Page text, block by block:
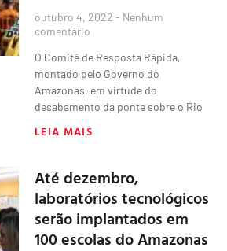
outubro 4, 2022 Nenhum
comentário
O Comitê de Resposta Rápida,
montado pelo Governo do
Amazonas, em virtude do
desabamento da ponte sobre o Rio
LEIA MAIS
Até dezembro,
laboratórios tecnológicos
serão implantados em
100 escolas do Amazonas